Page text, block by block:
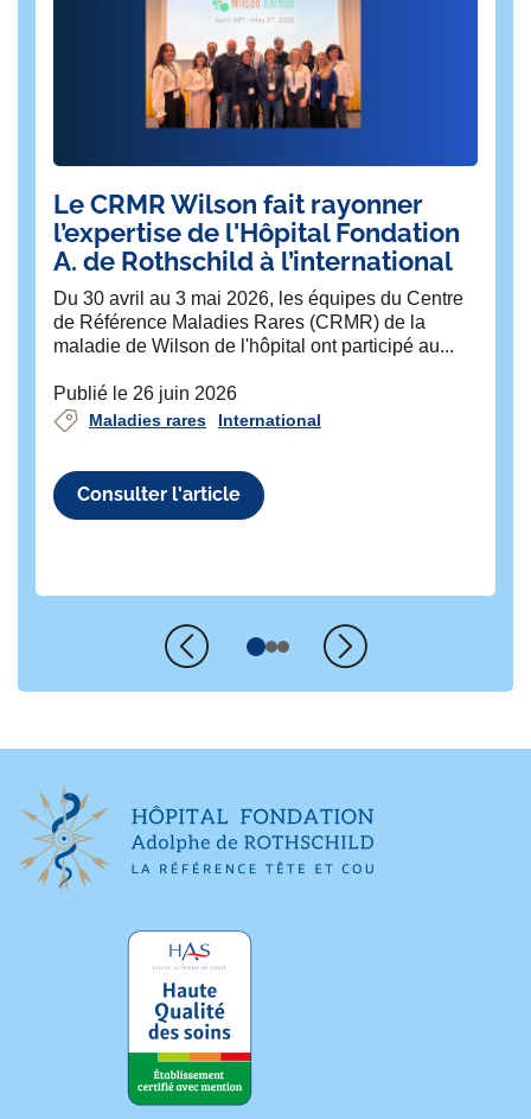
Le CRMR Wilson fait rayonner
l’expertise de l'Hôpital Fondation
A. de Rothschild à l’international
Du 30 avril au 3 mai 2026, les équipes du Centre
de Référence Maladies Rares (CRMR) de la
maladie de Wilson de l'hôpital ont participé au...
Publié le 26 juin 2026
Maladies rares International
Consulter l'article
Suivant